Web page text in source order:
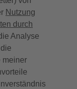
Nutzung
durch
Analyse
meiner